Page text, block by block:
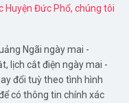
Huyện Đức Phổ, chúng tôi
Ngãi ngày mai -
lịch cắt điện ngày mai -
đổi tuỳ theo tình hình
có thông tin chính xác